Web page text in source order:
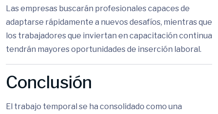
Las empresas buscarán profesionales capaces de
adaptarse rápidamente a nuevos desafíos, mientras que
los trabajadores que inviertan en capacitación continua
tendrán mayores oportunidades de inserción laboral.
Conclusión
El trabajo temporal se ha consolidado como una